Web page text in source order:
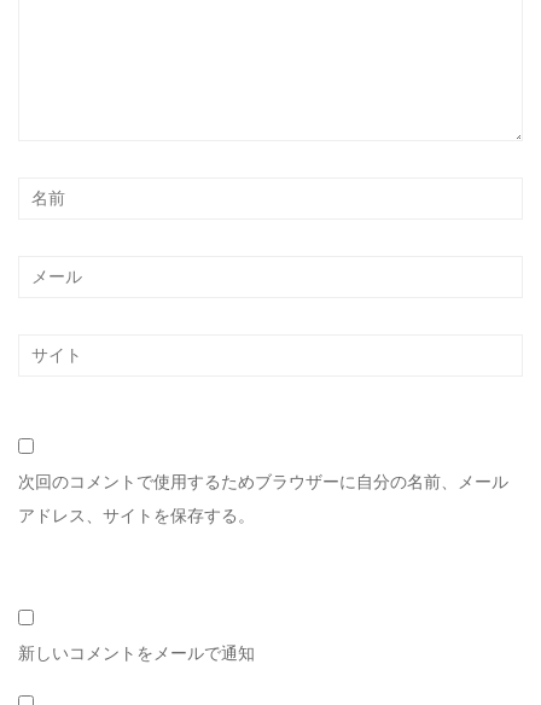
次回のコメントで使用するためブラウザーに自分の名前、メール
アドレス、サイトを保存する。
新しいコメントをメールで通知